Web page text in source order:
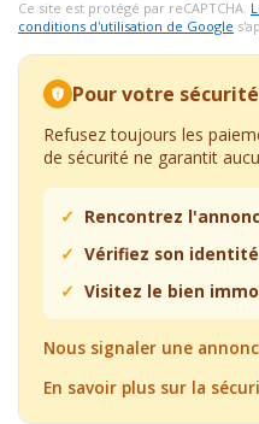
Ce site est protégé par reCAPTCHA.
conditions d'utilisation de Google
Pour votre sécurité
Refusez toujours les
de sécurité ne garantit
Rencontrez
Vérifiez son identité
Visitez le bien
Nous signaler une
En savoir plus sur la